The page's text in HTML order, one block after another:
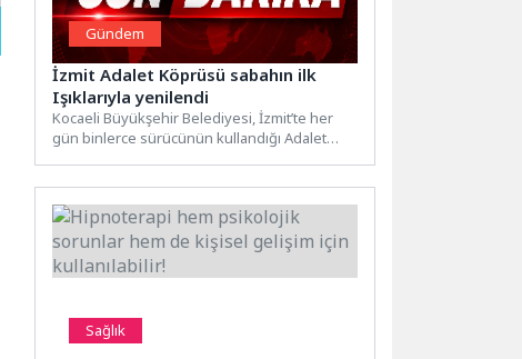
Gündem
İzmit Adalet Köprüsü sabahın ilk
Işıklarıyla yenilendi
Kocaeli Büyükşehir Belediyesi, İzmit’te her
gün binlerce sürücünün kullandığı Adalet
Sağlık